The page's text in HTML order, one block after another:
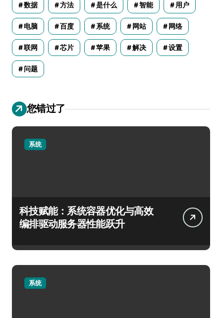
数据 方法 是什么 智能 用户
电脑 百度 系统 网站 网络
联网 芯片 苹果 解决 设置
问题
您错过了
系统
科技赋能：系统容器优化与高效
编排驱动服务器性能跃升
系统